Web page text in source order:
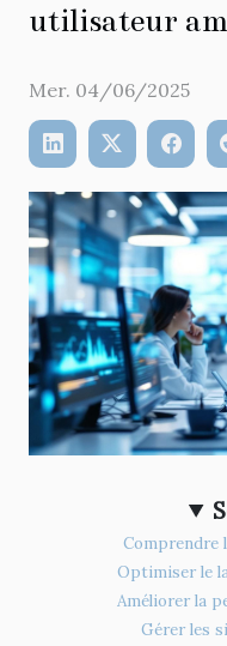
utilisateur
Mer. 04/06/2025
Comprendre
Optimiser le
Améliorer la
Gérer les